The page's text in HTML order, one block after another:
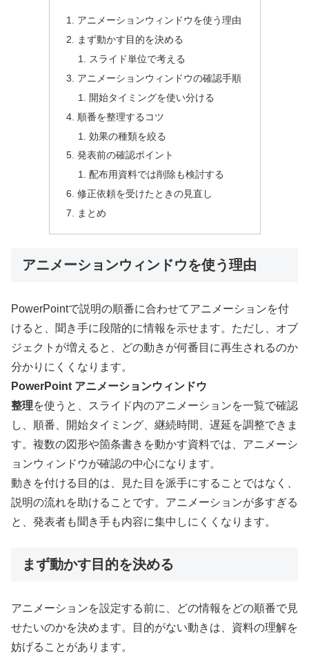
アニメーションウィンドウを使う理由
まず動かす目的を決める
スライド単位で考える
アニメーションウィンドウの確認手順
開始タイミングを使い分ける
順番を整理するコツ
効果の種類を絞る
発表前の確認ポイント
配布用資料では削除も検討する
修正依頼を受けたときの見直し
まとめ
アニメーションウィンドウを使う理由
PowerPointで説明の順番に合わせてアニメーションを付
けると、聞き手に段階的に情報を示せます。ただし、オブ
ジェクトが増えると、どの動きが何番目に再生されるのか
分かりにくくなります。
PowerPoint アニメーションウィンドウ
整理を使うと、スライド内のアニメーションを一覧で確認
し、順番、開始タイミング、継続時間、遅延を調整できま
す。複数の図形や箇条書きを動かす資料では、アニメーシ
ョンウィンドウが確認の中心になります。
動きを付ける目的は、見た目を派手にすることではなく、
説明の流れを助けることです。アニメーションが多すぎる
と、発表者も聞き手も内容に集中しにくくなります。
まず動かす目的を決める
アニメーションを設定する前に、どの情報をどの順番で見
せたいのかを決めます。目的がない動きは、資料の理解を
妨げることがあります。